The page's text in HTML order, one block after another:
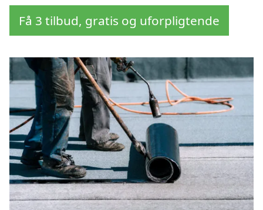
Få 3 tilbud, gratis og uforpligtende